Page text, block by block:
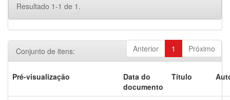
Resultado 1-1 de 1.
Anterior 1 Próximo
Conjunto de itens:
Pré-visualização
Data do
documento
Título